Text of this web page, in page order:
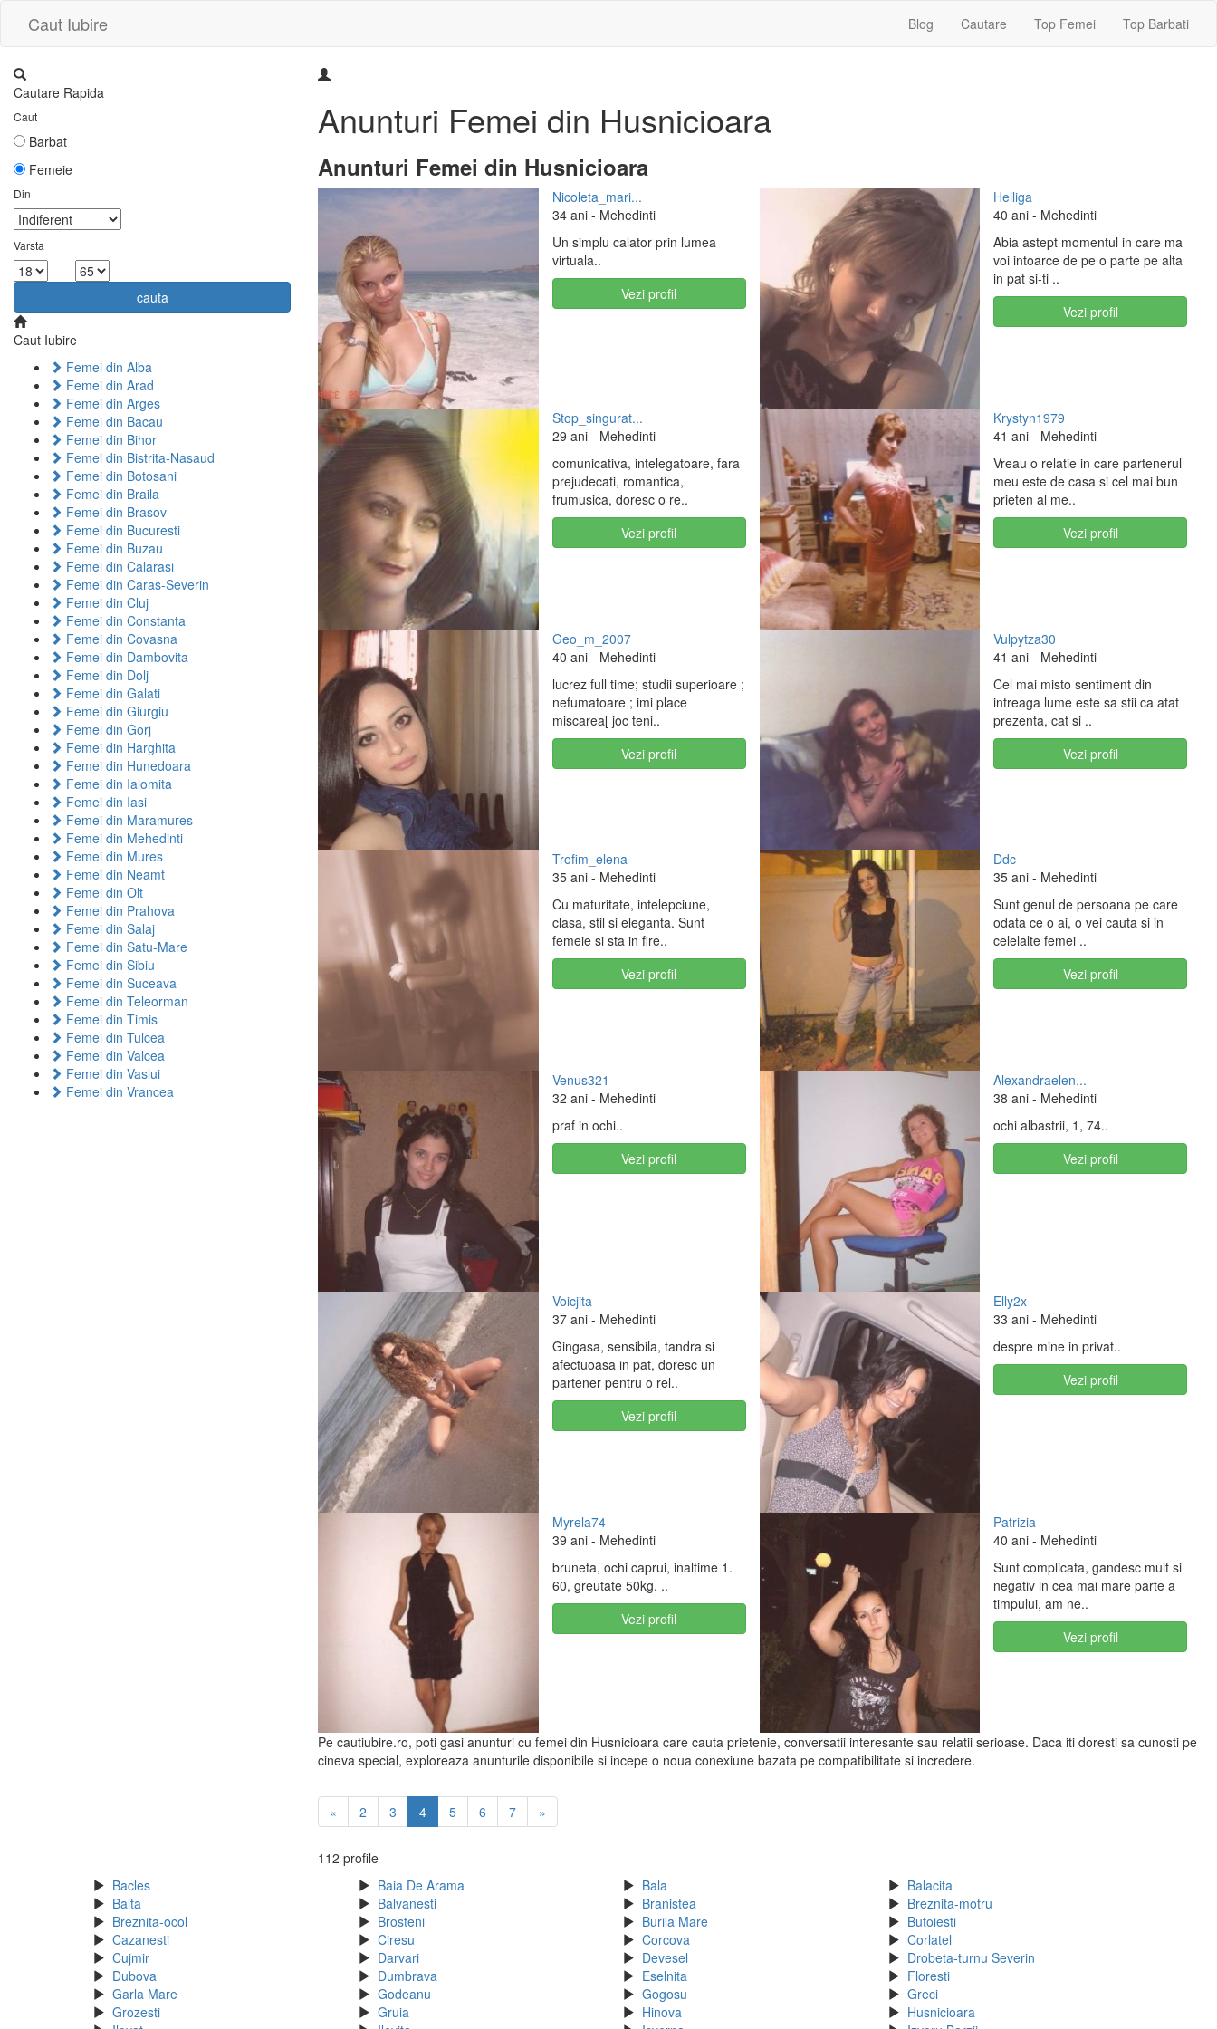
Caut Iubire Blog Cautare Top Femei Top Barbati
Cautare Rapida
Caut
Barbat
Femeie
Din
Varsta
cauta
Caut Iubire
Femei din Alba
Femei din Arad
Femei din Arges
Femei din Bacau
Femei din Bihor
Femei din Bistrita-Nasaud
Femei din Botosani
Femei din Braila
Femei din Brasov
Femei din Bucuresti
Femei din Buzau
Femei din Calarasi
Femei din Caras-Severin
Femei din Cluj
Femei din Constanta
Femei din Covasna
Femei din Dambovita
Femei din Dolj
Femei din Galati
Femei din Giurgiu
Femei din Gorj
Femei din Harghita
Femei din Hunedoara
Femei din Ialomita
Femei din Iasi
Femei din Maramures
Femei din Mehedinti
Femei din Mures
Femei din Neamt
Femei din Olt
Femei din Prahova
Femei din Salaj
Femei din Satu-Mare
Femei din Sibiu
Femei din Suceava
Femei din Teleorman
Femei din Timis
Femei din Tulcea
Femei din Valcea
Femei din Vaslui
Femei din Vrancea
Anunturi Femei din Husnicioara
Anunturi Femei din Husnicioara
Nicoleta_mari...
34 ani- Mehedinti
Un simplu calator prin lumea
virtuala..
Vezi profil
Helliga
40 ani - Mehedinti
Abia astept momentul in care ma
voi intoarce de pe o parte pe alta
in pat si-ti ..
Vezi profil
Stop_singurat...
29 ani- Mehedinti
comunicativa, intelegatoare, fara
prejudecati, romantica,
frumusica, doresc o re..
Vezi profil
Krystyn1979
41 ani - Mehedinti
Vreau o relatie in care partenerul
meu este de casa si cel mai bun
prieten al me..
Vezi profil
Geo_m_2007
40 ani- Mehedinti
lucrez full time; studii superioare ;
nefumatoare ; imi place
miscarea[ joc teni..
Vezi profil
Vulpytza30
41 ani - Mehedinti
Cel mai misto sentiment din
intreaga lume este sa stii ca atat
prezenta, cat si ..
Vezi profil
Trofim_elena
35 ani- Mehedinti
Cu maturitate, intelepciune,
clasa, stil si eleganta. Sunt
femeie si sta in fire..
Vezi profil
Ddc
35 ani - Mehedinti
Sunt genul de persoana pe care
odata ce o ai, o vei cauta si in
celelalte femei ..
Vezi profil
Venus321
32 ani- Mehedinti
praf in ochi..
Vezi profil
Alexandraelen...
38 ani - Mehedinti
ochi albastrii, 1, 74..
Vezi profil
Voicjita
37 ani- Mehedinti
Gingasa, sensibila, tandra si
afectuoasa in pat, doresc un
partener pentru o rel..
Vezi profil
Elly2x
33 ani - Mehedinti
despre mine in privat..
Vezi profil
Myrela74
39 ani- Mehedinti
bruneta, ochi caprui, inaltime 1.
60, greutate 50kg. ..
Vezi profil
Patrizia
40 ani - Mehedinti
Sunt complicata, gandesc mult si
negativ in cea mai mare parte a
timpului, am ne..
Vezi profil
Pe cautiubire.ro, poti gasi anunturi cu femei din Husnicioara care cauta prietenie, conversatii interesante sau relatii serioase. Daca iti doresti sa cunosti pe
cineva special, exploreaza anunturile disponibile si incepe o noua conexiune bazata pe compatibilitate si incredere.
« 2 3 4 5 6 7 »
112 profile
Bacles
Baia De Arama Bala
Balacita
Balta
Balvanesti Branistea
Breznita-motru
Breznita-ocol
Brosteni Burila Mare
Butoiesti
Cazanesti
Ciresu Corcova
Corlatel
Cujmir
Darvari Devesel
Drobeta-turnu Severin
Dubova
Dumbrava Eselnita
Floresti
Garla Mare
Godeanu Gogosu
Greci
Grozesti
Gruia Hinova
Husnicioara